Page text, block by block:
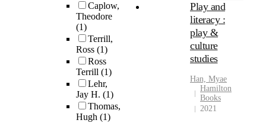
Caplow,
Theodore
(1)
Terrill,
Ross (1)
Ross
Terrill (1)
Lehr,
Jay H. (1)
Thomas,
Hugh (1)
Play and
literacy :
play &
culture
studies
Han, Myae
Hamilton
Books
2021